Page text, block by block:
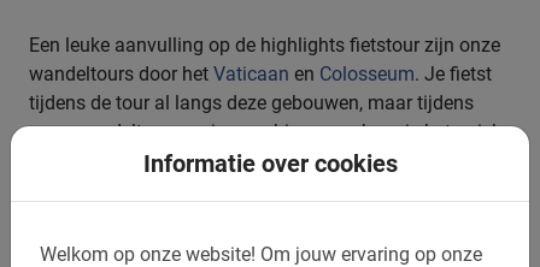
Informatie over cookies
Welkom op onze website! Om jouw ervaring op onze
Een leuke aanvulling op de highlights fietstour zijn onze
wandeltours door het Vaticaan en Colosseum. Je fietst
tijdens de tour al langs deze gebouwen, maar tijdens
onze wandeltours ga je naar binnen en hoor je het unieke
verhaal van onze Nederlandse gids. Deze tours zijn snel